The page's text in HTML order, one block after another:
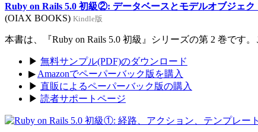
Ruby on Rails 5.0 初級②: データベースとモデルオブジェク
(OIAX BOOKS) Kindle版
本書は、『Ruby on Rails 5.0 初級』シリーズの第 2 巻です
▶ 無料サンプル(PDF)のダウンロード
▶ Amazonでペーパーバック版を購入
▶ 直販によるペーパーバック版の購入
▶ 読者サポートページ